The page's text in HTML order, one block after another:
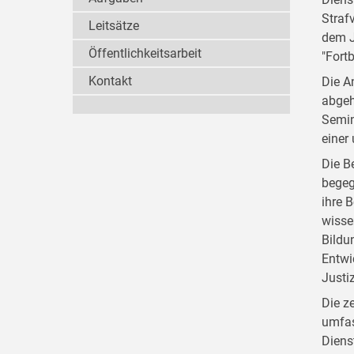
dem
Die
einer
Die
ihre
Die
Leitsätze
Öffentlichkeitsarbeit
Kontakt